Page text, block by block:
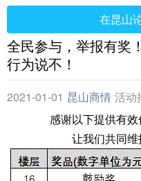
在昆山
全民参与，举报有奖
行为说不！
2021-01-01 昆山商情 活动
感谢以下提供有
让我们共同